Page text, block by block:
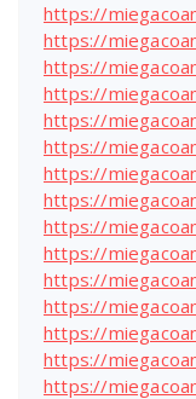
https://
https://
https://
https://
https://
https://
https://
https://
https://
https://
https://
https://
https://
https://
https://